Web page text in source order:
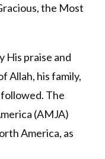
the Most
His praise and
Allah, his family,
The
(AMJA)
America, as